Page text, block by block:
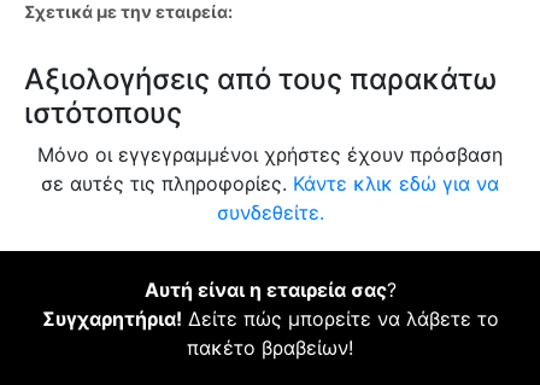
Σχετικά με την εταιρεία:
Αξιολογήσεις από τους παρακάτω
ιστότοπους
Μόνο οι εγγεγραμμένοι χρήστες έχουν πρόσβαση
σε αυτές τις πληροφορίες. Κάντε κλικ εδώ για να
συνδεθείτε.
Αυτή είναι η εταιρεία σας?
Συγχαρητήρια! Δείτε πώς μπορείτε να λάβετε το
πακέτο βραβείων!